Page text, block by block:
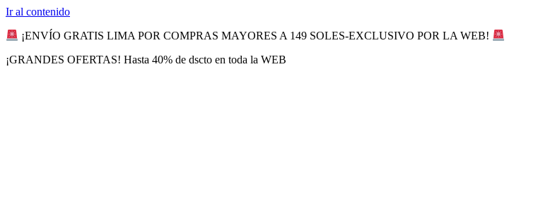
Ir al contenido
¡ENVÍO GRATIS LIMA POR COMPRAS MAYORES A 149 SOLES-EXCLUSIVO POR LA WEB!
¡GRANDES OFERTAS! Hasta 40% de dscto en toda la WEB